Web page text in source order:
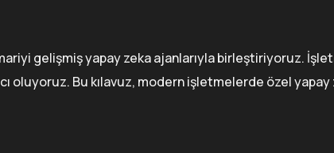
gelişmiş yapay zeka ajanlarıyla birleştiriyoruz.
oluyoruz. Bu kılavuz, modern işletmelerde özel yapay